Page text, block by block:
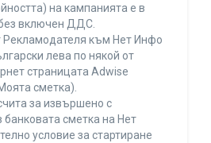
на кампанията е в
включен ДДС.
Рекламодателя към Нет Инфо
лева по някой от
страницата Adwise
сметка).
за извършено с
банковата сметка на Нет
условие за стартиране